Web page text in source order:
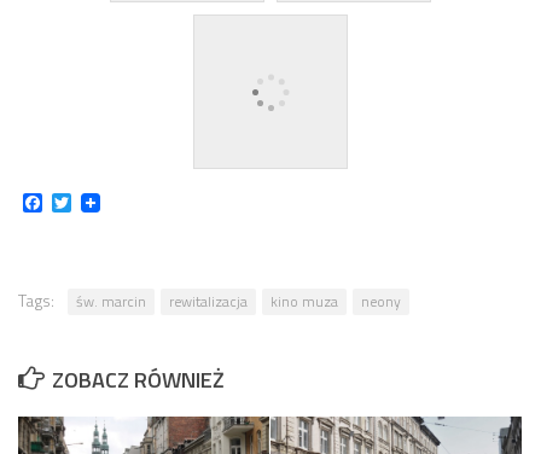
Facebook
Twitter
Tags: św. marcin rewitalizacja kino muza neony
ZOBACZ RÓWNIEŻ